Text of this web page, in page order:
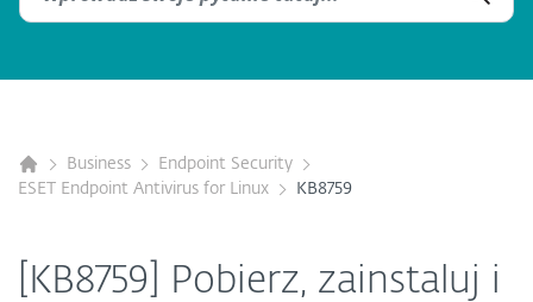
Business
Endpoint Security
ESET Endpoint Antivirus for Linux
KB8759
[KB8759] Pobierz, zainstaluj i